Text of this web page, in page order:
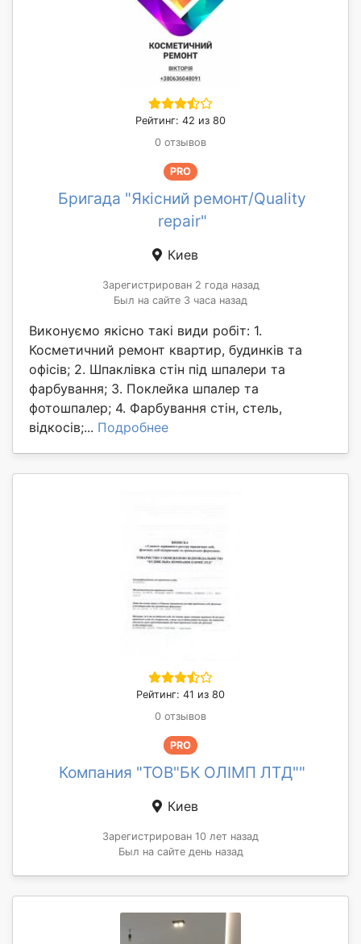
Рейтинг: 42 из 80
0 отзывов
PRO
Бригада "Якісний ремонт/Quality
repair"
Киев
Зарегистрирован 2 года назад
Был на сайте 3 часа назад
Виконуємо якісно такі види робіт: 1.
Косметичний ремонт квартир, будинків та
офісів; 2. Шпаклівка стін під шпалери та
фарбування; 3. Поклейка шпалер та
фотошпалер; 4. Фарбування стін, стель,
відкосів;... Подробнее
Рейтинг: 41 из 80
0 отзывов
PRO
Компания "ТОВ"БК ОЛІМП ЛТД""
Киев
Зарегистрирован 10 лет назад
Был на сайте день назад